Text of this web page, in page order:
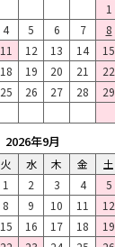
1
4 5 6 7
8
11 12 13 14
15
18 19 20 21
22
25 26 27 28
29
2026年9月
火 水 木 金
土
1
2 3 4
5
8 9 10 11
12
15 16 17 18
19